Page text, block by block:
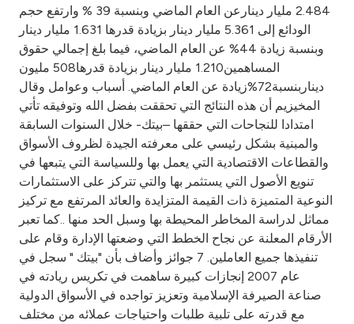
UK
Kingdom of Bahrain
2.484 مليار دينارعن العام الماضي وبنسبة 39 % وارتفع حجم
الودائع إلى 5.361 مليار دينار بزيادة قدرها 1.631 مليار دينار
وبنسبة زيادة 44% عن العام الماضي، فيما بلغ إجمالي حقوق
المساهمين1.210 مليار دينار بزيادة قدرها508 مليون
ديناربنسبة72%زيادة عن العام الماضي. أسباب وعوامل وقال
المخيزيم أن هذه النتائج التي تحققت بفضل الله وتوفيقه تأتي
امتدادا للنجاحات التي حققها –بيتك- خلال السنوات السابقة
والمبنية بشكل رئيسي على معرفته الجيدة لظروف الأسواق
والقطاعات الاقتصادية التي يعمل بها وللسياسة التي يتبعها في
تنويع الأصول التي يستثمر بها والتي تتركز على الاستثمارات
النوعية المتميزة ذات القيمة المتزايدة والعائد المرتفع مع تركيز
مماثل لدراسة المخاطر المحيطة بها وسبل الحد منها ..كما تعبر
الأرقام المعلنة عن نجاح الخطط التي وضعتها الإدارة وقام على
تنفيذها جميع العاملين. 7 جوائز وأضاف بأن "بيتك " سجل في
عام 2007 إنجازات كبيرة ساهمت في تكريس ريادته في
صناعة الصيرفة الإسلامية وتعزيز تواجده في الأسواق الدولية
مع قدرته على تلبية طلبات واحتياجات عملائه من مختلف